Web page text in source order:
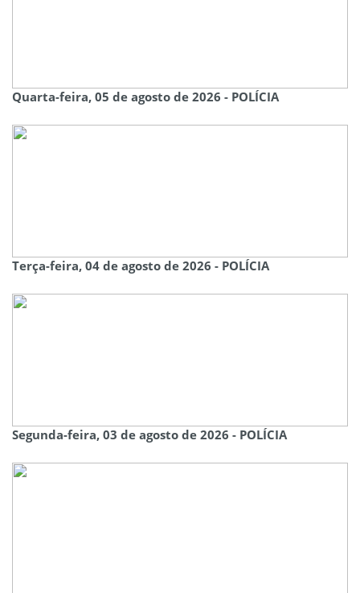
Quarta-feira, 05 de agosto de 2026 - POLÍCIA
Terça-feira, 04 de agosto de 2026 - POLÍCIA
Segunda-feira, 03 de agosto de 2026 - POLÍCIA